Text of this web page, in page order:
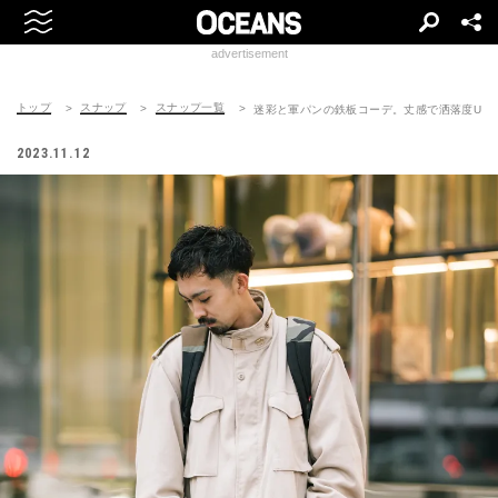
advertisement
トップ スナップ スナップ一覧 迷彩と軍パンの鉄板コーデ。丈感で洒落度UP
2023.11.12